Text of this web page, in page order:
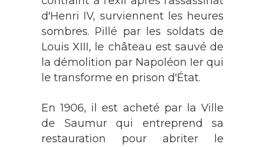
d'Henri IV, surviennent les heures
sombres. Pillé par les soldats de
Louis XIII, le château est sauvé de
la démolition par Napoléon Ier qui
le transforme en prison d'État.
En 1906, il est acheté par la Ville
de Saumur qui entreprend sa
restauration pour abriter le